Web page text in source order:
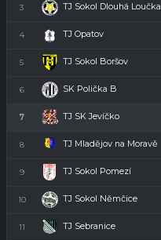
3 TJ Sokol Dlouhá Loučka
4 TJ Opatov
5 TJ Sokol Boršov
6 SK Polička B
7 TJ SK Jevíčko
8 TJ Mladějov na Moravě
9 TJ Sokol Pomezí
10 TJ Sokol Němčice
11 TJ Sebranice